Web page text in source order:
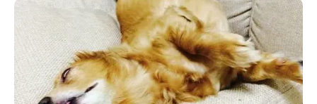
Lo que dice la ley sobre las mallas en
balcones
De acuerdo con losasesores legales de “Con Toda
Propiedad”, la instalación de mallas de seguridad es
completamente válida, siempre que no se modifique la